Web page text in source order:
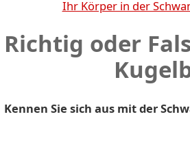
Ihr Körper in der
Richtig oder
Kennen Sie sich aus mit der